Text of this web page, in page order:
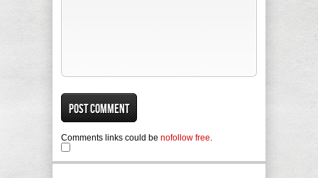
Comments links could be nofollow free